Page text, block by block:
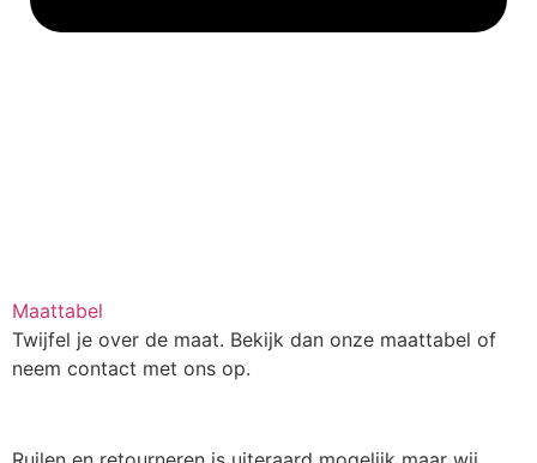
Maattabel
Twijfel je over de maat. Bekijk dan onze maattabel of
neem contact met ons op.